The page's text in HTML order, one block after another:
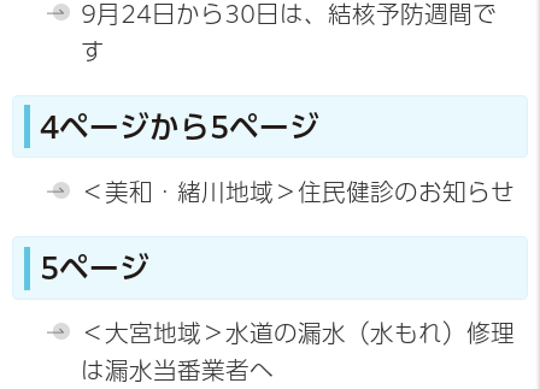
9月24日から30日は、結核予防週間で
す
4ページから5ページ
＜美和・緒川地域＞住民健診のお知らせ
5ページ
＜大宮地域＞水道の漏水（水もれ）修理
は漏水当番業者へ